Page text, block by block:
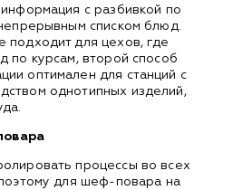
с разбивкой по
списком блюд.
подходит для цехов, где
по курсам, второй способ
оптимален для станций с
однотипных изделий,
процессы во всех
для шеф-повара на